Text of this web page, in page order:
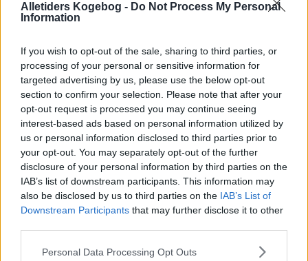
Alletiders Kogebog - Do Not Process My Personal
Information
If you wish to opt-out of the sale, sharing to third parties, or
processing of your personal or sensitive information for
targeted advertising by us, please use the below opt-out
section to confirm your selection. Please note that after your
opt-out request is processed you may continue seeing
interest-based ads based on personal information utilized by
us or personal information disclosed to third parties prior to
your opt-out. You may separately opt-out of the further
disclosure of your personal information by third parties on the
IAB’s list of downstream participants. This information may
also be disclosed by us to third parties on the IAB’s List of
Downstream Participants that may further disclose it to other
Personal Data Processing Opt Outs
Opskriftsinfo
Ret : Varme Drikke -Varm Toddy
Hovedingrediens :Bær-Hyldebær
Indsendt :2002-09-04